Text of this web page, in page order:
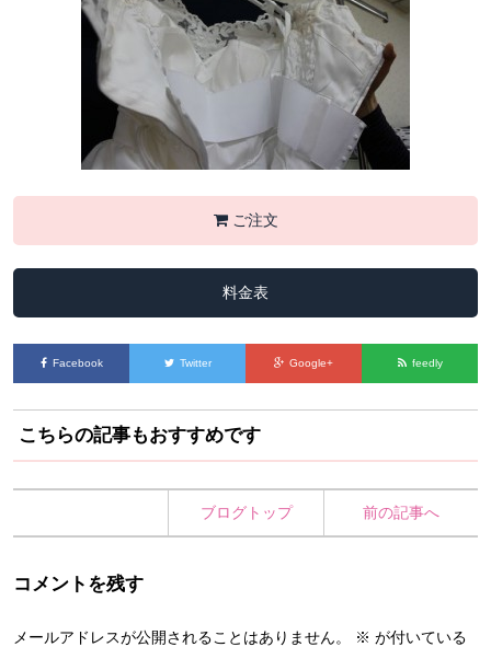
ご注文
料金表
Facebook Twitter Google+ feedly
こちらの記事もおすすめです
ブログトップ 前の記事へ
コメントを残す
メールアドレスが公開されることはありません。 ※ が付いている